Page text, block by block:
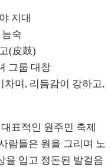
지대
숙
(皮鼓)
그룹 대창
차며, 리듬감이 강하고,
표적인 원주민 축제
람들은 원을 그리며 노
을 입고 정돈된 발걸음